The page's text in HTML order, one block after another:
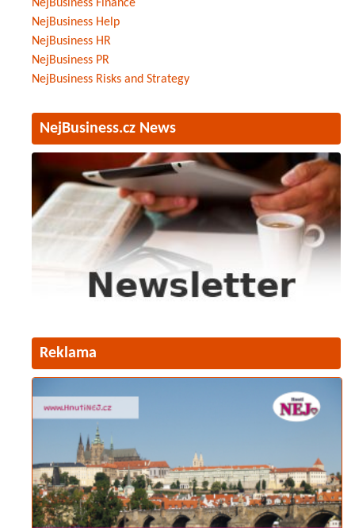
NejBusiness Finance
NejBusiness Help
NejBusiness HR
NejBusiness PR
NejBusiness Risks and Strategy
NejBusiness.cz News
Reklama